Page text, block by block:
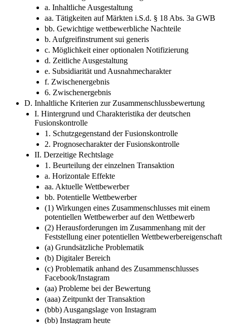
a. Inhaltliche Ausgestaltung
aa. Tätigkeiten auf Märkten i.S.d. § 18 Abs. 3a GWB
bb. Gewichtige wettbewerbliche Nachteile
b. Aufgreifinstrument sui generis
c. Möglichkeit einer optionalen Notifizierung
d. Zeitliche Ausgestaltung
e. Subsidiarität und Ausnahmecharakter
f. Zwischenergebnis
6. Zwischenergebnis
D. Inhaltliche Kriterien zur Zusammenschlussbewertung
I. Hintergrund und Charakteristika der deutschen
Fusionskontrolle
1. Schutzgegenstand der Fusionskontrolle
2. Prognosecharakter der Fusionskontrolle
II. Derzeitige Rechtslage
1. Beurteilung der einzelnen Transaktion
a. Horizontale Effekte
aa. Aktuelle Wettbewerber
bb. Potentielle Wettbewerber
(1) Wirkungen eines Zusammenschlusses mit einem
potentiellen Wettbewerber auf den Wettbewerb
(2) Herausforderungen im Zusammenhang mit der
Feststellung einer potentiellen Wettbewerbereigenschaft
(a) Grundsätzliche Problematik
(b) Digitaler Bereich
(c) Problematik anhand des Zusammenschlusses
Facebook/Instagram
(aa) Probleme bei der Bewertung
(aaa) Zeitpunkt der Transaktion
(bbb) Ausgangslage von Instagram
(bb) Instagram heute